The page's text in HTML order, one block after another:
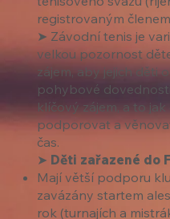
registrovaným
➤ Závodní tenis je
velkou pozornost
zájem, aby jejich děti
pohybové
klíčový zájem, a to
podporovat a
čas.
➤ Děti zařazené do
Mají větší podporu
zavázány startem
rok (turnajích a